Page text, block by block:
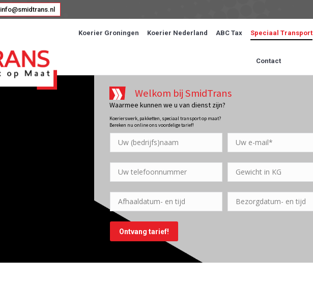
info@smidtrans.nl
Koerier Groningen Koerier Nederland ABC Tax Speciaal Transport
Contact
Welkom bij SmidTrans
Waarmee kunnen we u van dienst zijn?
Koerierswerk, pakketten, speciaal transport op maat?
Bereken nu online ons voordelige tarief!